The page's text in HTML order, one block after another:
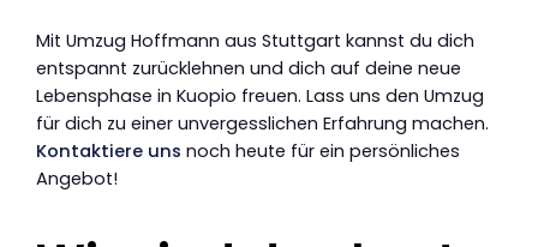
Mit Umzug Hoffmann aus Stuttgart kannst du dich
entspannt zurücklehnen und dich auf deine neue
Lebensphase in Kuopio freuen. Lass uns den Umzug
für dich zu einer unvergesslichen Erfahrung machen.
Kontaktiere uns noch heute für ein persönliches
Angebot!